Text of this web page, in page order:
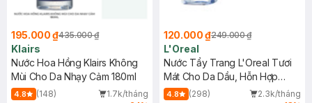
195.000 ₫435.000 ₫
Klairs
Nước Hoa Hồng Klairs Không
Mùi Cho Da Nhạy Cảm 180ml
4.8 (148)
1.7k/tháng
120.000 ₫249.000 ₫
L'Oreal
Nước Tẩy Trang L'Oreal Tươi
Mát Cho Da Dầu, Hỗn Hợp
400ml
4.8 (298)
2.3k/tháng